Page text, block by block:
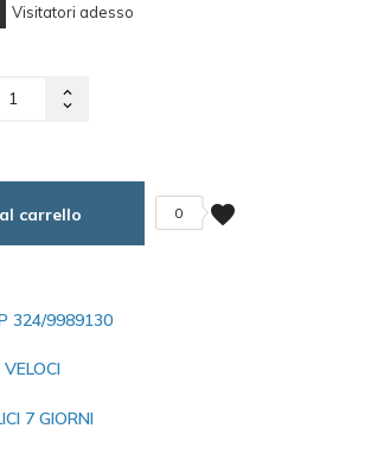
Visitatori adesso
carrello favorite
0
324/9989130
7 GIORNI